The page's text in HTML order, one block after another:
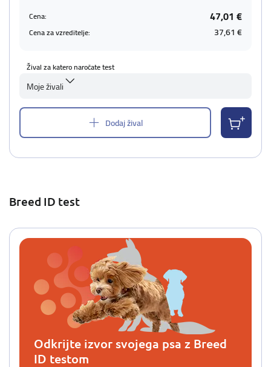
Cena: 47,01 €
Cena za vzreditelje: 37,61 €
Žival za katero naročate test
Moje živali
Dodaj žival
Breed ID test
Odkrijte izvor svojega psa z Breed
ID testom